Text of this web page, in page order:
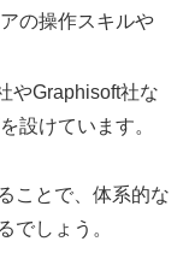
の操作スキルや
やGraphisoft社な
設けています。
ことで、体系的な
でしょう。